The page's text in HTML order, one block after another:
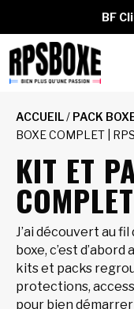
BF
ACCUEIL/ PACK
BOXE COMPLET |
KIT ET
J’ai découvert au
boxe, c’est
kits et packs
protections,
pour bien